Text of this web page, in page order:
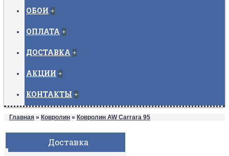
ОБОИ +
ОПЛАТА +
ДОСТАВКА +
АКЦИИ +
КОНТАКТЫ +
Главная » Ковролин » Ковролин AW Carrara 95
Доставка